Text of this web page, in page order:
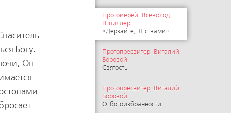
Протоиерей Всеволод
Шпиллер
«Дерзайте, Я с вами»
Протопресвитер Виталий
Боровой
Святость
Протопресвитер Виталий
Боровой
О богоизбранности
Богу.
Он